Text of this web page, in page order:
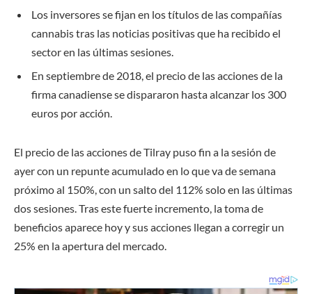
Los inversores se fijan en los títulos de las compañías
cannabis tras las noticias positivas que ha recibido el
sector en las últimas sesiones.
En septiembre de 2018, el precio de las acciones de la
firma canadiense se dispararon hasta alcanzar los 300
euros por acción.
El precio de las acciones de Tilray puso fin a la sesión de
ayer con un repunte acumulado en lo que va de semana
próximo al 150%, con un salto del 112% solo en las últimas
dos sesiones. Tras este fuerte incremento, la toma de
beneficios aparece hoy y sus acciones llegan a corregir un
25% en la apertura del mercado.